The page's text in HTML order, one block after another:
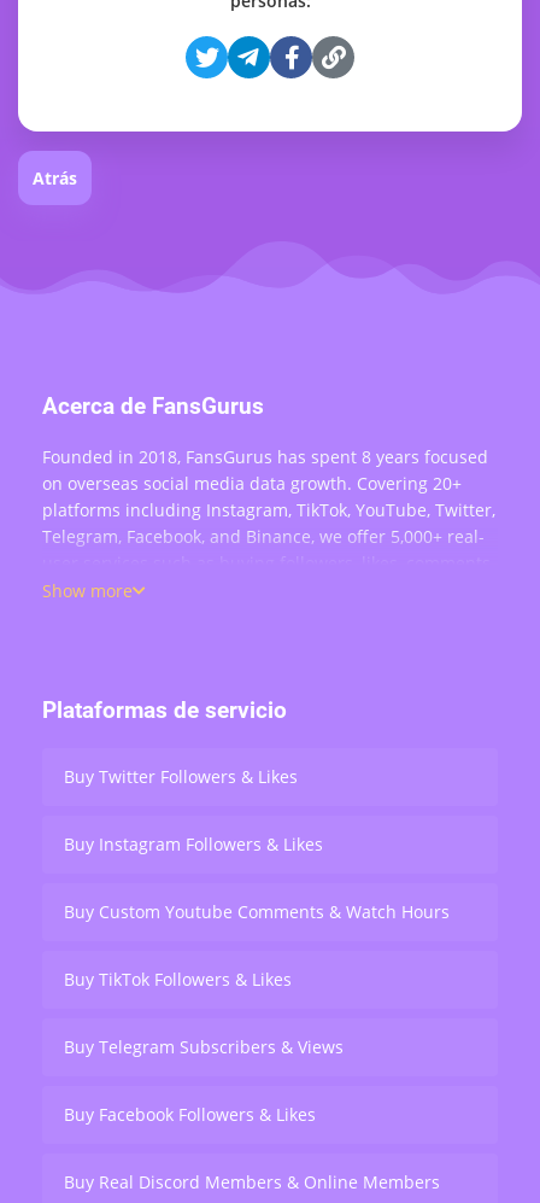
Atrás
Acerca de FansGurus
Founded in 2018, FansGurus has spent 8 years focused
on overseas social media data growth. Covering 20+
platforms including Instagram, TikTok, YouTube, Twitter,
Telegram, Facebook, and Binance, we offer 5,000+ real-
views, retweets, and live stream engagement — serving
Show more
Plataformas de servicio
Buy Twitter Followers & Likes
Buy Instagram Followers & Likes
Buy Custom Youtube Comments & Watch Hours
Buy TikTok Followers & Likes
Buy Telegram Subscribers & Views
Buy Facebook Followers & Likes
Buy Real Discord Members & Online Members